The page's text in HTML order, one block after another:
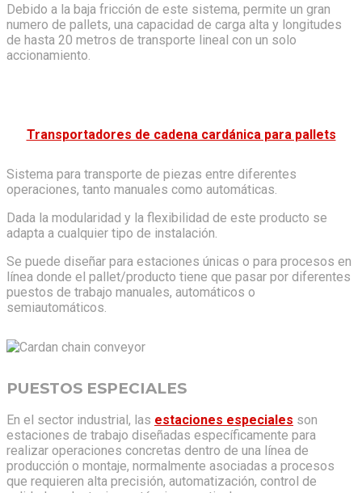
Debido a la baja fricción de este sistema, permite un gran
numero de pallets, una capacidad de carga alta y longitudes
de hasta 20 metros de transporte lineal con un solo
accionamiento.
Transportadores de cadena cardánica para pallets
Sistema para transporte de piezas entre diferentes
operaciones, tanto manuales como automáticas.
Dada la modularidad y la flexibilidad de este producto se
adapta a cualquier tipo de instalación.
Se puede diseñar para estaciones únicas o para procesos en
línea donde el pallet/producto tiene que pasar por diferentes
puestos de trabajo manuales, automáticos o
semiautomáticos.
PUESTOS ESPECIALES
En el sector industrial, las estaciones especiales son
estaciones de trabajo diseñadas específicamente para
realizar operaciones concretas dentro de una línea de
producción o montaje, normalmente asociadas a procesos
que requieren alta precisión, automatización, control de